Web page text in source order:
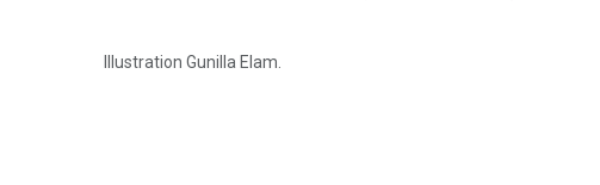
Illustration Gunilla Elam.